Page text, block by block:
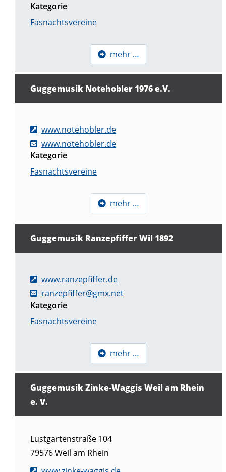
Kategorie
Fasnachtsvereine
mehr …
Guggemusik Notehobler 1976 e.V.
www.notehobler.de
www.notehobler.de
Kategorie
Fasnachtsvereine
mehr …
Guggemusik Ranzepfiffer Wil 1892
www.ranzepfiffer.de
ranzepfiffer@gmx.net
Kategorie
Fasnachtsvereine
mehr …
Guggemusik Zinke-Waggis Weil am Rhein
e. V.
Lustgartenstraße 104
79576Weil am Rhein